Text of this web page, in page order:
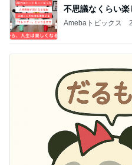
不思議なくらい
Amebaトピックス